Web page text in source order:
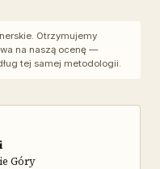
Otrzymujemy
na naszą ocenę —
tej samej metodologii.
Góry